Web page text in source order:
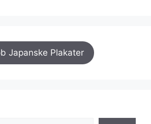
Japanske Plakater